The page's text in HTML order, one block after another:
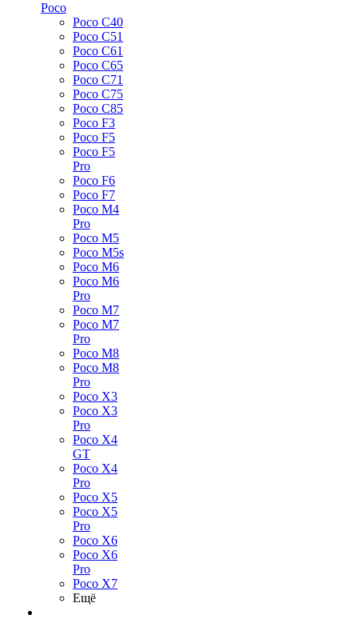
Poco
Poco C40
Poco C51
Poco C61
Poco C65
Poco C71
Poco C75
Poco C85
Poco F3
Poco F5
Poco F5
Pro
Poco F6
Poco F7
Poco M4
Pro
Poco M5
Poco M5s
Poco M6
Poco M6
Pro
Poco M7
Poco M7
Pro
Poco M8
Poco M8
Pro
Poco X3
Poco X3
Pro
Poco X4
GT
Poco X4
Pro
Poco X5
Poco X5
Pro
Poco X6
Poco X6
Pro
Poco X7
Ещё